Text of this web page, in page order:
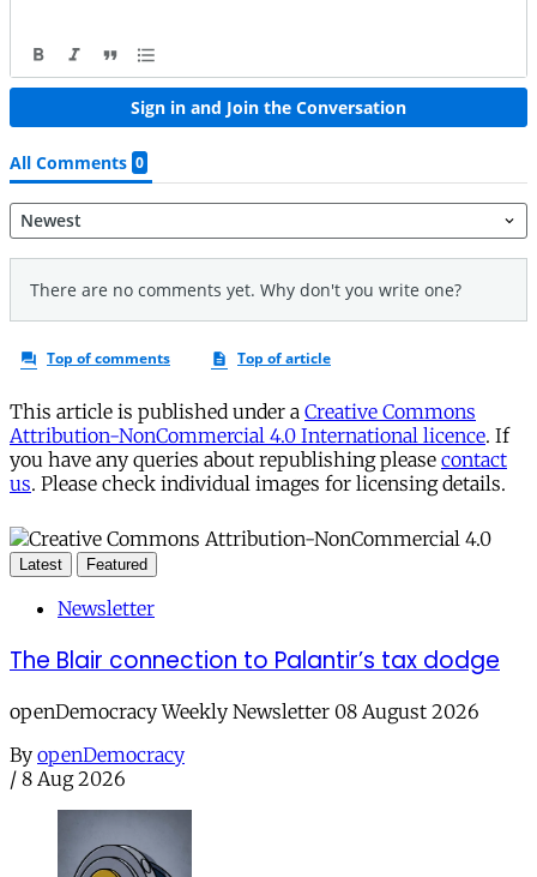
This article is published under a Creative Commons
Attribution-NonCommercial 4.0 International licence. If
you have any queries about republishing please contact
us. Please check individual images for licensing details.
Latest Featured
Newsletter
The Blair connection to Palantir’s tax dodge
openDemocracy Weekly Newsletter 08 August 2026
By openDemocracy
/ 8 Aug 2026